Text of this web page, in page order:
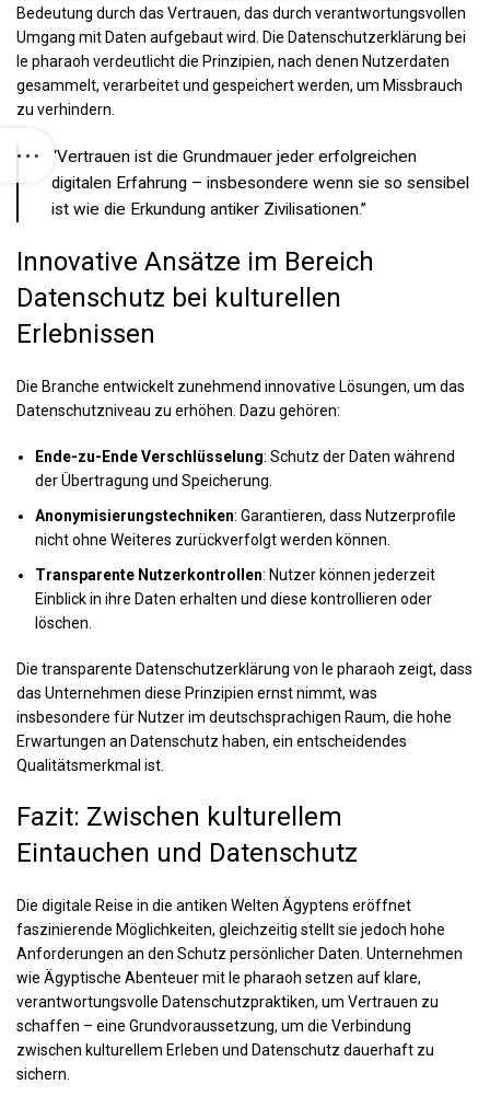
Bedeutung durch das Vertrauen, das durch verantwortungsvollen
Umgang mit Daten aufgebaut wird. Die Datenschutzerklärung bei
le pharaoh verdeutlicht die Prinzipien, nach denen Nutzerdaten
gesammelt, verarbeitet und gespeichert werden, um Missbrauch
zu verhindern.
“Vertrauen ist die Grundmauer jeder erfolgreichen
digitalen Erfahrung – insbesondere wenn sie so sensibel
ist wie die Erkundung antiker Zivilisationen.”
Innovative Ansätze im Bereich
Datenschutz bei kulturellen
Erlebnissen
Die Branche entwickelt zunehmend innovative Lösungen, um das
Datenschutzniveau zu erhöhen. Dazu gehören:
Ende-zu-Ende Verschlüsselung: Schutz der Daten während
der Übertragung und Speicherung.
Anonymisierungstechniken: Garantieren, dass Nutzerprofile
nicht ohne Weiteres zurückverfolgt werden können.
Transparente Nutzerkontrollen: Nutzer können jederzeit
Einblick in ihre Daten erhalten und diese kontrollieren oder
löschen.
Die transparente Datenschutzerklärung von le pharaoh zeigt, dass
das Unternehmen diese Prinzipien ernst nimmt, was
insbesondere für Nutzer im deutschsprachigen Raum, die hohe
Erwartungen an Datenschutz haben, ein entscheidendes
Qualitätsmerkmal ist.
Fazit: Zwischen kulturellem
Eintauchen und Datenschutz
Die digitale Reise in die antiken Welten Ägyptens eröffnet
faszinierende Möglichkeiten, gleichzeitig stellt sie jedoch hohe
Anforderungen an den Schutz persönlicher Daten. Unternehmen
wie Ägyptische Abenteuer mit le pharaoh setzen auf klare,
verantwortungsvolle Datenschutzpraktiken, um Vertrauen zu
schaffen – eine Grundvoraussetzung, um die Verbindung
zwischen kulturellem Erleben und Datenschutz dauerhaft zu
sichern.